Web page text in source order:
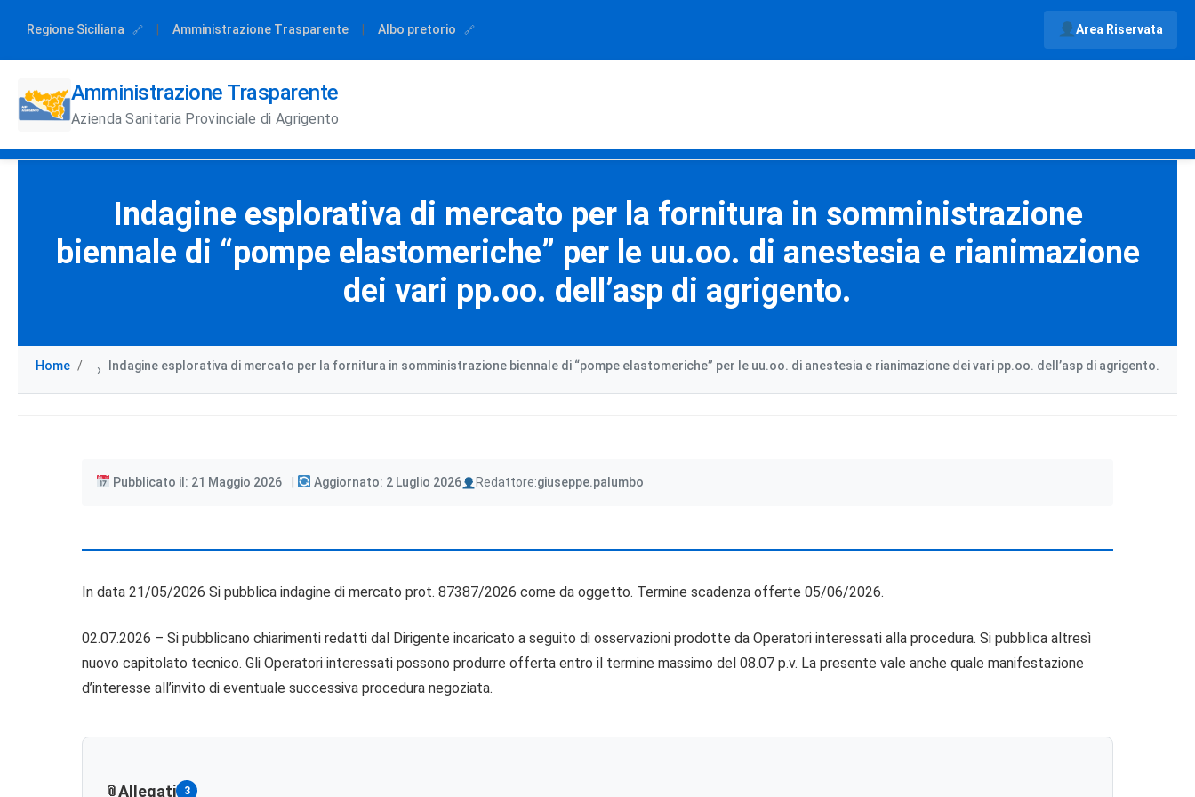
Regione Siciliana Amministrazione Trasparente Albo pretorio Area Riservata
Amministrazione Trasparente
Azienda Sanitaria Provinciale di Agrigento
Indagine esplorativa di mercato per la fornitura in somministrazione
biennale di “pompe elastomeriche” per le uu.oo. di anestesia e rianimazione
dei vari pp.oo. dell’asp di agrigento.
Home › Indagine esplorativa di mercato per la fornitura in somministrazione biennale di “pompe elastomeriche” per le uu.oo. di anestesia e rianimazione dei vari pp.oo. dell’asp di agrigento.
Pubblicato il: 21 Maggio 2026 Aggiornato: 2 Luglio 2026 Redattore:
Author giuseppe.palumbo
In data 21/05/2026 Si pubblica indagine di mercato prot. 87387/2026 come da oggetto. Termine scadenza offerte 05/06/2026.
02.07.2026 – Si pubblicano chiarimenti redatti dal Dirigente incaricato a seguito di osservazioni prodotte da Operatori interessati alla procedura. Si pubblica altresì
nuovo capitolato tecnico. Gli Operatori interessati possono produrre offerta entro il termine massimo del 08.07 p.v. La presente vale anche quale manifestazione
d’interesse all’invito di eventuale successiva procedura negoziata.
Allegati 3